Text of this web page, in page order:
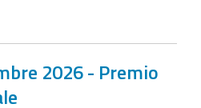
2026 - Premio